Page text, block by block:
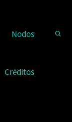
Nodos
Créditos